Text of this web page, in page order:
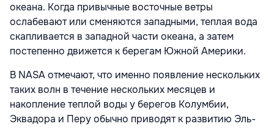
океана. Когда привычные восточные ветры
ослабевают или сменяются западными, теплая вода
скапливается в западной части океана, а затем
постепенно движется к берегам Южной Америки.
В NASA отмечают, что именно появление нескольких
таких волн в течение нескольких месяцев и
накопление теплой воды у берегов Колумбии,
Эквадора и Перу обычно приводят к развитию Эль-